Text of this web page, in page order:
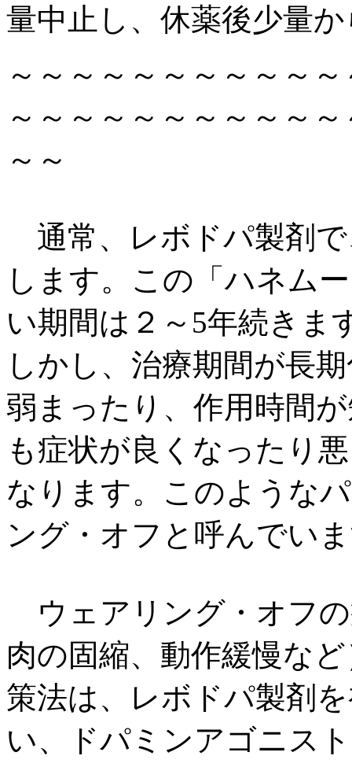
量中止し、休薬後少量
～～～～～～～～～～
～～～～～～～～～～
～～
通常、レボドパ製剤で
します。この「ハネム
い期間は２～5年続きま
しかし、治療期間が長
弱まったり、作用時間
も症状が良くなったり
なります。このような
ング・オフと呼んでい
ウェアリング・オフ
肉の固縮、動作緩慢な
策法は、レボドパ製剤
い、ドパミンアゴニス